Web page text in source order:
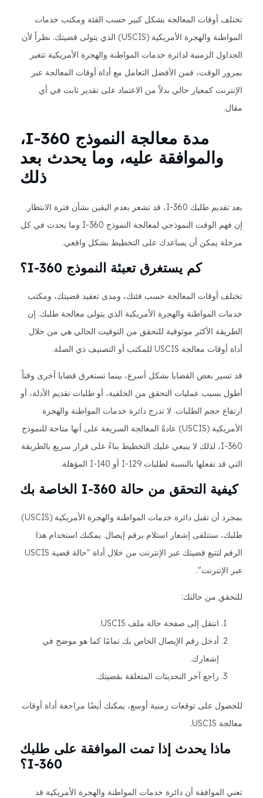
تختلف أوقات المعالجة بشكل كبير حسب الفئة ومكتب خدمات
المواطنة والهجرة الأمريكية (USCIS) الذي يتولى قضيتك. نظراً لأن
الجداول الزمنية لدائرة خدمات المواطنة والهجرة الأمريكية تتغير
بمرور الوقت، فمن الأفضل التعامل مع أداة أوقات المعالجة عبر
الإنترنت كمعيار حالي بدلاً من الاعتماد على تقدير ثابت في أي
مقال.
مدة معالجة النموذج I-360،
والموافقة عليه، وما يحدث بعد
ذلك
بعد تقديم طلبك I-360، قد تشعر بعدم اليقين بشأن فترة الانتظار.
إن فهم الوقت النموذجي لمعالجة النموذج I-360 وما يحدث في كل
مرحلة يمكن أن يساعدك على التخطيط بشكل واقعي.
كم يستغرق تعبئة النموذج I-360؟
تختلف أوقات المعالجة حسب فئتك، ومدى تعقيد قضيتك، ومكتب
خدمات المواطنة والهجرة الأمريكية الذي يتولى معالجة طلبك. إن
الطريقة الأكثر موثوقية للتحقق من التوقيت الحالي هي من خلال
أداة أوقات معالجة USCIS للمكتب أو التصنيف ذي الصلة.
قد تسير بعض القضايا بشكل أسرع، بينما تستغرق قضايا أخرى وقتاً
أطول بسبب عمليات التحقق من الخلفية، أو طلبات تقديم الأدلة، أو
ارتفاع حجم الطلبات. لا تدرج دائرة خدمات المواطنة والهجرة
الأمريكية (USCIS) عادةً المعالجة السريعة على أنها متاحة للنموذج
I-360، لذلك لا ينبغي عليك التخطيط بناءً على قرار سريع بالطريقة
التي قد تفعلها بالنسبة لطلبات I-129 أو I-140 المؤهلة.
كيفية التحقق من حالة I-360 الخاصة بك
بمجرد أن تقبل دائرة خدمات المواطنة والهجرة الأمريكية (USCIS)
طلبك، ستتلقى إشعار استلام برقم إيصال. يمكنك استخدام هذا
الرقم لتتبع قضيتك عبر الإنترنت من خلال أداة "حالة قضية USCIS
عبر الإنترنت".
للتحقق من حالتك:
انتقل إلى صفحة حالة ملف USCIS.
أدخل رقم الإيصال الخاص بك تمامًا كما هو موضح في
إشعارك.
راجع آخر التحديثات المتعلقة بقضيتك.
للحصول على توقعات زمنية أوسع، يمكنك أيضًا مراجعة أداة أوقات
معالجة USCIS.
ماذا يحدث إذا تمت الموافقة على طلبك
I-360؟
تعني الموافقة أن دائرة خدمات المواطنة والهجرة الأمريكية قد